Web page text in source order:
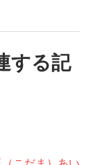
する記